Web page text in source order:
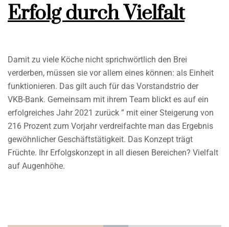
Erfolg durch Vielfalt
Damit zu viele Köche nicht sprichwörtlich den Brei
verderben, müssen sie vor allem eines können: als Einheit
funktionieren. Das gilt auch für das Vorstandstrio der
VKB-Bank. Gemeinsam mit ihrem Team blickt es auf ein
erfolgreiches Jahr 2021 zurück ” mit einer Steigerung von
216 Prozent zum Vorjahr verdreifachte man das Ergebnis
gewöhnlicher Geschäftstätigkeit. Das Konzept trägt
Früchte. Ihr Erfolgskonzept in all diesen Bereichen? Vielfalt
auf Augenhöhe.